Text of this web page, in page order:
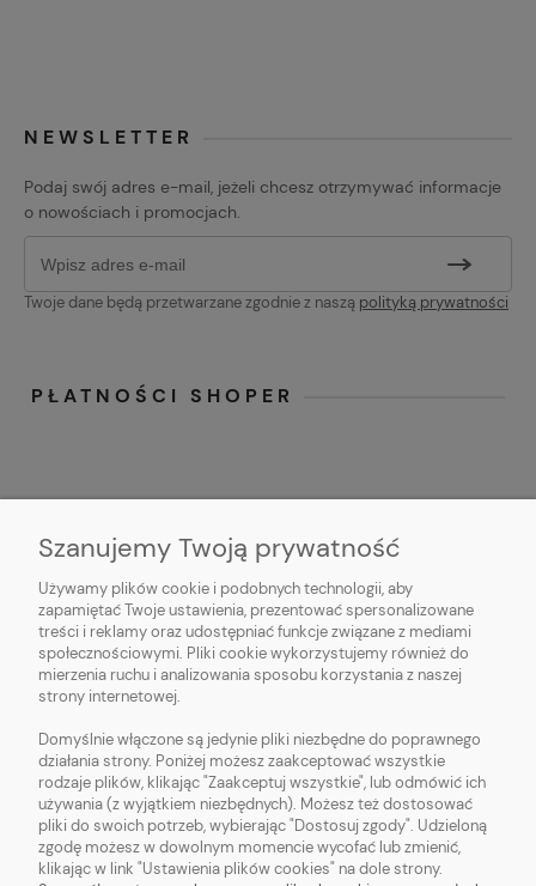
NEWSLETTER
Podaj swój adres e-mail, jeżeli chcesz otrzymywać informacje
o nowościach i promocjach.
Twoje dane będą przetwarzane zgodnie z naszą polityką prywatności
PŁATNOŚCI SHOPER
O NAS
OBSŁUGA KLIENTA
MOJE KONTO
Szanujemy Twoją prywatność
Używamy plików cookie i podobnych technologii, aby
zapamiętać Twoje ustawienia, prezentować spersonalizowane
treści i reklamy oraz udostępniać funkcje związane z mediami
społecznościowymi. Pliki cookie wykorzystujemy również do
mierzenia ruchu i analizowania sposobu korzystania z naszej
strony internetowej.
Domyślnie włączone są jedynie pliki niezbędne do poprawnego
działania strony. Poniżej możesz zaakceptować wszystkie
rodzaje plików, klikając "Zaakceptuj wszystkie", lub odmówić ich
używania (z wyjątkiem niezbędnych). Możesz też dostosować
pliki do swoich potrzeb, wybierając "Dostosuj zgody". Udzieloną
zgodę możesz w dowolnym momencie wycofać lub zmienić,
klikając w link "Ustawienia plików cookies" na dole strony.